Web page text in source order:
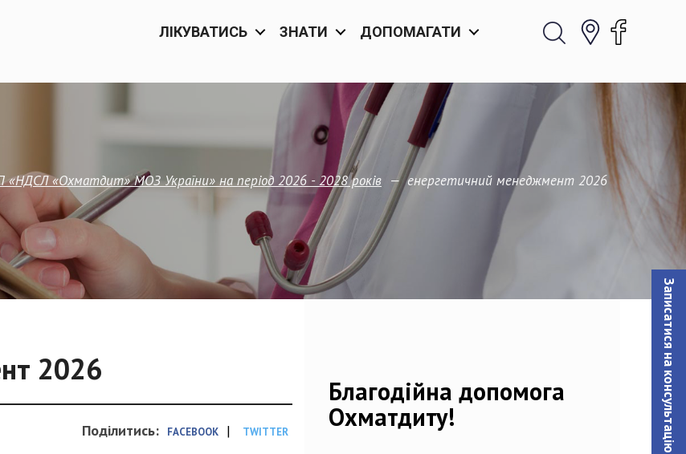
Записатися на консультацiю
ЛІКУВАТИСЬ ЗНАТИ ДОПОМАГАТИ
«НДСЛ «Охматдит» МОЗ України» на період 2026 - 2028 років — енергетичний менеджмент 2026
2026
Поділитись: FACEBOOK | TWITTER
Благодійна допомога
Охматдиту!